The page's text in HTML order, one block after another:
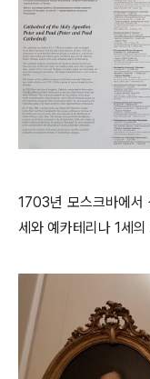
1703년 모스크바에서
세와 예카테리나 1세